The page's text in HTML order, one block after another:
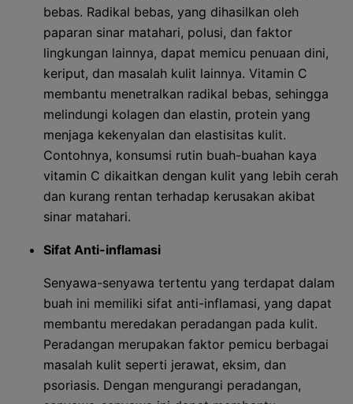
bebas. Radikal bebas, yang dihasilkan oleh
paparan sinar matahari, polusi, dan faktor
lingkungan lainnya, dapat memicu penuaan dini,
keriput, dan masalah kulit lainnya. Vitamin C
membantu menetralkan radikal bebas, sehingga
melindungi kolagen dan elastin, protein yang
menjaga kekenyalan dan elastisitas kulit.
Contohnya, konsumsi rutin buah-buahan kaya
vitamin C dikaitkan dengan kulit yang lebih cerah
dan kurang rentan terhadap kerusakan akibat
sinar matahari.
Sifat Anti-inflamasi
Senyawa-senyawa tertentu yang terdapat dalam
buah ini memiliki sifat anti-inflamasi, yang dapat
membantu meredakan peradangan pada kulit.
Peradangan merupakan faktor pemicu berbagai
masalah kulit seperti jerawat, eksim, dan
psoriasis. Dengan mengurangi peradangan,